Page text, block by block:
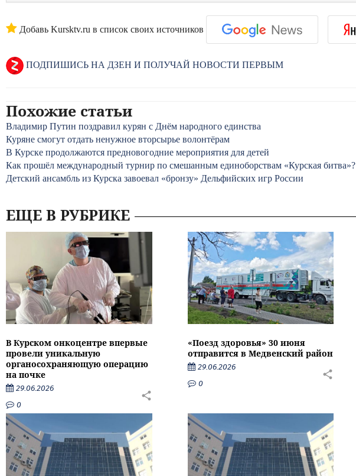
Добавь Kursktv.ru в список своих источников
ПОДПИШИСЬ НА ДЗЕН И ПОЛУЧАЙ НОВОСТИ ПЕРВЫМ
Похожие статьи
Владимир Путин поздравил курян с Днём народного единства
Куряне смогут отдать ненужное вторсырье волонтёрам
В Курске продолжаются предновогодние мероприятия для детей
Как прошёл международный турнир по смешанным единоборствам «Курская битва»?
Детский ансамбль из Курска завоевал «бронзу» Дельфийских игр России
ЕЩЕ В РУБРИКЕ
В Курском онкоцентре впервые
провели уникальную
органосохраняющую операцию
на почке
29.06.2026
0
«Поезд здоровья» 30 июня
отправится в Медвенский район
29.06.2026
0